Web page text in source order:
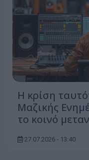
Η κρίση
Μαζικής
το κοινό
27.07.2026 - 13:40